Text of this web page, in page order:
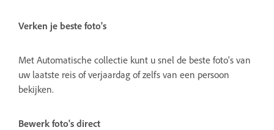
Verken je beste foto's
Met Automatische collectie kunt u snel de beste foto's van
uw laatste reis of verjaardag of zelfs van een persoon
bekijken.
Bewerk foto's direct